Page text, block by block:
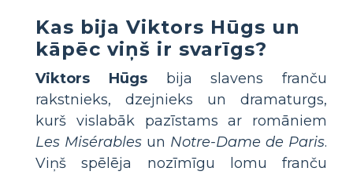
Kas bija Viktors Hūgs un
kāpēc viņš ir svarīgs?
Viktors Hūgsbija slavens franču
rakstnieks, dzejnieks un dramaturgs,
kurš vislabāk pazīstams ar romāniem
Les Misérables un Notre-Dame de Paris.
Viņš spēlēja nozīmīgu lomu franču